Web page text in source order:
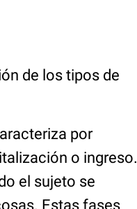
de los tipos de
por
o ingreso.
el sujeto se
Estas fases